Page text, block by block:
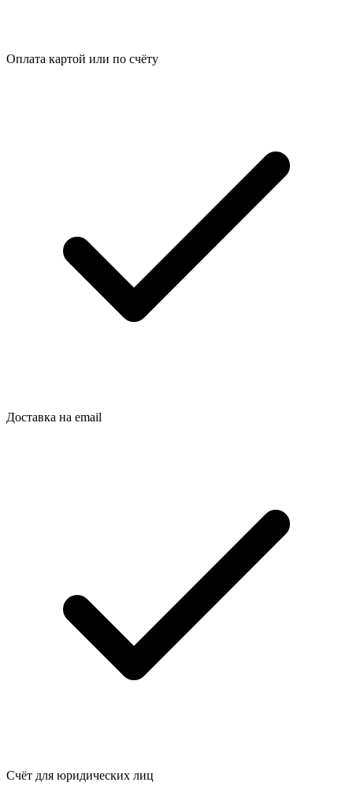
Оплата картой или по счёту
Доставка на email
Счёт для юридических лиц